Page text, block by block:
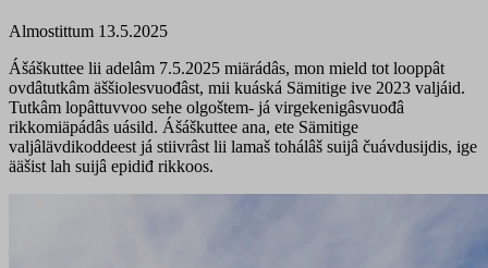
Almostittum 13.5.2025
Ášáškuttee lii adelâm 7.5.2025 miärádâs, mon mield tot looppât
ovdâtutkâm äššiolesvuođâst, mii kuáská Sämitige ive 2023 valjáid.
Tutkâm lopâttuvvoo sehe olgoštem- já virgekenigâsvuođâ
rikkomiäpádâs uásild. Ášáškuttee ana, ete Sämitige
valjâlävdikoddeest já stiivrâst lii lamaš tohálâš suijâ čuávdusijdis, ige
ääšist lah suijâ epidiđ rikkoos.